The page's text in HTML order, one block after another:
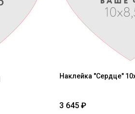
Наклейка "Сердце"
3 645 ₽